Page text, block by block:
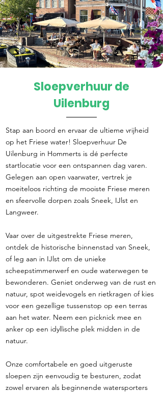
Direct reserveren
Sloepverhuur de
Uilenburg
Stap aan boord en ervaar de ultieme vrijheid
op het Friese water! Sloepverhuur De
Uilenburg in Hommerts is dé perfecte
startlocatie voor een ontspannen dag varen.
Gelegen aan open vaarwater, vertrek je
moeiteloos richting de mooiste Friese meren
en sfeervolle dorpen zoals Sneek, IJlst en
Langweer.
Vaar over de uitgestrekte Friese meren,
ontdek de historische binnenstad van Sneek,
of leg aan in IJlst om de unieke
scheepstimmerwerf en oude waterwegen te
bewonderen. Geniet onderweg van de rust en
natuur, spot weidevogels en rietkragen of kies
voor een gezellige tussenstop op een terras
aan het water. Neem een picknick mee en
anker op een idyllische plek midden in de
natuur.
Onze comfortabele en goed uitgeruste
sloepen zijn eenvoudig te besturen, zodat
zowel ervaren als beginnende watersporters